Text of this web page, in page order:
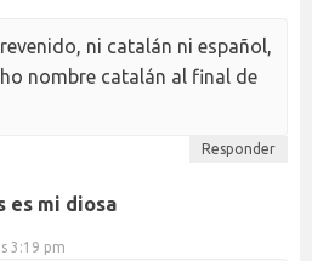
ni catalán ni español,
nombre catalán al final de
Responder
es mi diosa
3:19 pm